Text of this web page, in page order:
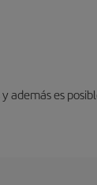
además es